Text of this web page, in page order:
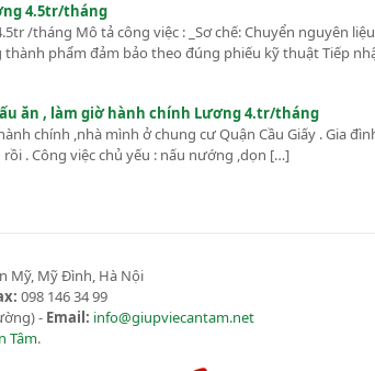
4.5tr/tháng
/tháng Mô tả công việc : _Sơ chế: Chuyển nguyên
thành phẩm đảm bảo theo đúng phiếu kỹ thuật Tiếp
ăn , làm giờ hành chính Lương 4.tr/tháng
chính ,nhà mình ở chung cư Quận Cầu Giấy . Gia
. Công việc chủ yếu : nấu nướng ,dọn […]
Mỹ, Mỹ Đình, Hà Nội
098 146 34 99
- Email: info@giupviecantam.net
Tâm.